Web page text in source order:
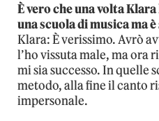
È vero che una volta
una scuola di musica ma
Klara: È verissimo. Avrò
l’ho vissuta male, ma ora
mi sia successo. In quelle
metodo, alla fine il canto
impersonale.